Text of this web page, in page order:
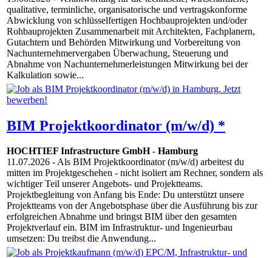
qualitative, terminliche, organisatorische und vertragskonforme
Abwicklung von schlüsselfertigen Hochbauprojekten und/oder
Rohbauprojekten Zusammenarbeit mit Architekten, Fachplanern,
Gutachtern und Behörden Mitwirkung und Vorbereitung von
Nachunternehmervergaben Überwachung, Steuerung und
Abnahme von Nachunternehmerleistungen Mitwirkung bei der
Kalkulation sowie...
BIM Projektkoordinator (m/w/d) *
HOCHTIEF Infrastructure GmbH- Hamburg
11.07.2026 - Als BIM Projektkoordinator (m/w/d) arbeitest du
mitten im Projektgeschehen - nicht isoliert am Rechner, sondern als
wichtiger Teil unserer Angebots- und Projektteams.
Projektbegleitung von Anfang bis Ende: Du unterstützt unsere
Projektteams von der Angebotsphase über die Ausführung bis zur
erfolgreichen Abnahme und bringst BIM über den gesamten
Projektverlauf ein. BIM im Infrastruktur- und Ingenieurbau
umsetzen: Du treibst die Anwendung...